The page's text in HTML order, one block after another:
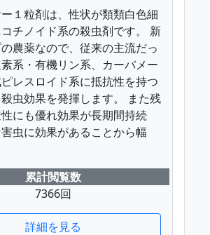
１粒剤は、性状が類類白色細
チノイド系の殺虫剤です。 新
農薬なので、従来の主流だっ
系・有機リン系、カーバメー
ピレスロイド系に抵抗性を持つ
虫効果を発揮します。 また残
にも優れ効果が長期間持続
虫に効果があることから幅
累計閲覧数
7366回
詳細を見る